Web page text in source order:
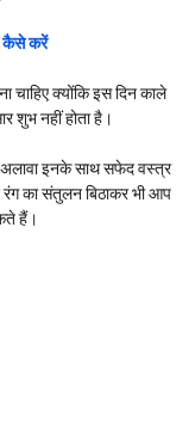
कैसे करें
चाहिए क्योंकि इस दिन काले
शुभ नहीं होता है।
अलावा इनके साथ सफेद वस्त्र
रंग का संतुलन बिठाकर भी आप
हैं।